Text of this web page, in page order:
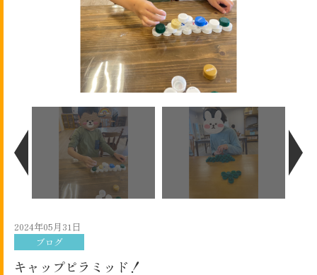
2024年05月31日
ブログ
キャップピラミッド！